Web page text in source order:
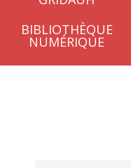
BIBLIOTHÈQUE
NUMÉRIQUE